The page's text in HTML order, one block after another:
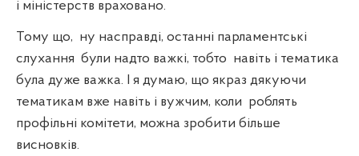
і міністерств враховано.
Тому що, ну насправді, останні парламентські
слухання були надто важкі, тобто навіть і тематика
була дуже важка. І я думаю, що якраз дякуючи
тематикам вже навіть і вужчим, коли роблять
профільні комітети, можна зробити більше
висновків.